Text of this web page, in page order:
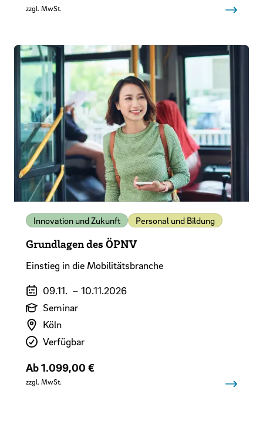
zzgl. MwSt.
Innovation und Zukunft Personal und Bildung
Grundlagen des ÖPNV
Einstieg in die Mobilitätsbranche
Veranstaltungszeitraum
09.11. – 10.11.2026
Art der Veranstaltung
Seminar
Veranstaltungsort
Köln
Verfügbarkeit
Verfügbar
Preis
Ab 1.099,00 €
zzgl. MwSt.